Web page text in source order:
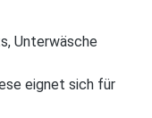
Unterwäsche
eignet sich für